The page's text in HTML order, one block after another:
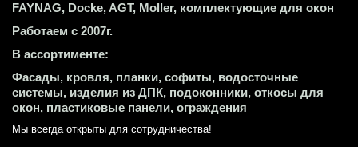
FAYNAG, Docke, AGT, Moller, комплектующие для окон
Работаем с 2007г.
В ассортименте:
Фасады, кровля, планки, софиты, водосточные
системы, изделия из ДПК, подоконники, откосы для
окон, пластиковые панели, ограждения
Мы всегда открыты для сотрудничества!